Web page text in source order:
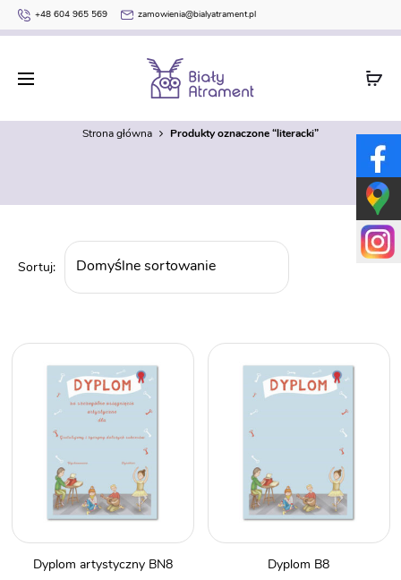
+48 604 965 569 zamowienia@bialyatrament.pl
literacki
Strona główna Produkty oznaczone “literacki”
Dyplom artystyczny BN8 Dyplom B8